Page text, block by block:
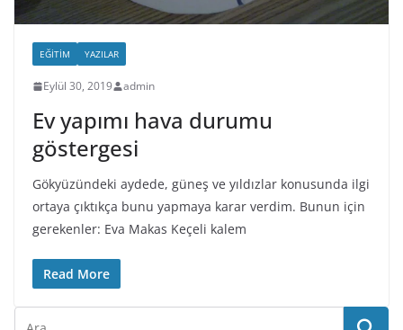
EĞITIM YAZILAR
Eylül 30, 2019 admin
Ev yapımı hava durumu
göstergesi
Gökyüzündeki aydede, güneş ve yıldızlar konusunda ilgi
ortaya çıktıkça bunu yapmaya karar verdim. Bunun için
gerekenler: Eva Makas Keçeli kalem
Read More